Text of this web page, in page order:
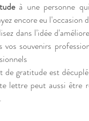
à une personne
encore eu l'occasion
dans l'idée
vos souvenirs
de gratitude est
lettre peut aussi être